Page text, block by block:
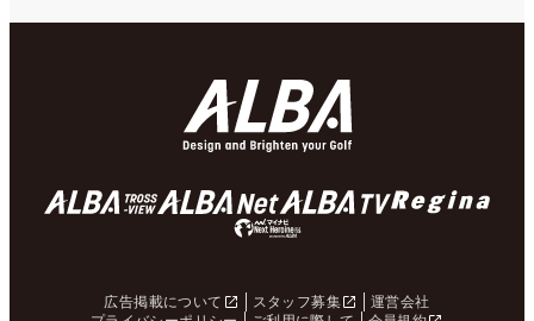
広告掲載について スタッフ募集
運営会社